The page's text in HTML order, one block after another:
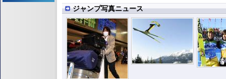
ジャンプ写真ニュース